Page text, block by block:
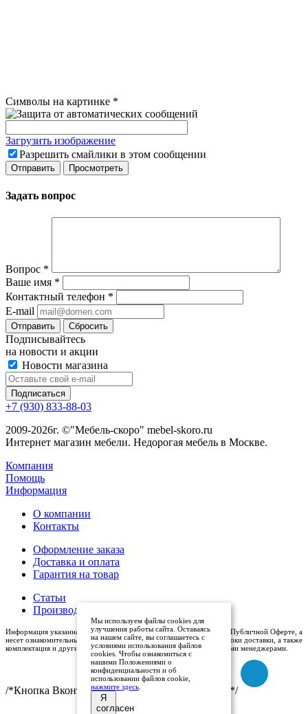
Символы на картинке *
Загрузить изображение
Разрешить смайлики в этом сообщении
Задать вопрос
Вопрос *
Ваше имя *
Контактный телефон *
E-mail
Сбросить
Подписывайтесь
на новости и акции
Новости магазина
+7 (930) 833-88-03
2009-2026г. ©"Мебель-скоро" mebel-skoro.ru
Интернет магазин мебели. Недорогая мебель в Москве.
Компания
Помощь
Информация
О компании
Контакты
Оформление заказа
Доставка и оплата
Гарантия на товар
Статьи
Производители
Информация указанная на сайте (описания и цены), не относится к Публичной Оферте, а
несет ознакомительный характер. Окончательная цена, условия и сроки доставки, а также
комплектация и другие характеристики товаров - уточняются нашими менеджерами.
/*Кнопка Вконтакте (международный логотип)*/
Мы используем файлы cookies для
улучшения работы сайта. Оставаясь
на нашем сайте, вы соглашаетесь с
условиями использования файлов
cookies. Чтобы ознакомиться с
нашими Положениями о
конфиденциальности и об
использовании файлов cookie,
нажмите здесь
Я
согласен